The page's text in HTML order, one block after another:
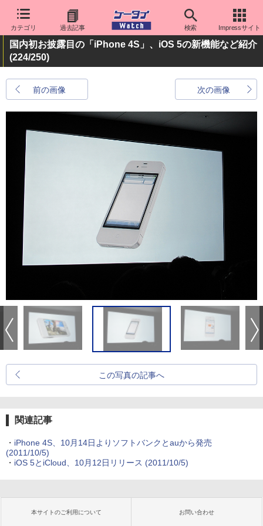
カテゴリ 過去記事 検索 Impressサイト
国内初お披露目の「iPhone 4S」、iOS 5の新機能など紹介
(224/250)
前の画像 次の画像
この写真の記事へ
関連記事
・ iPhone 4S、10月14日よりソフトバンクとauから発売
(2011/10/5)
・ iOS 5とiCloud、10月12日リリース (2011/10/5)
本サイトのご利用について お問い合わせ